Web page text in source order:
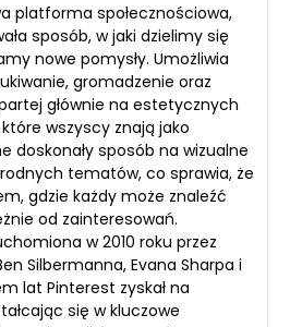
platforma społecznościowa,
sposób, w jaki dzielimy się
nowe pomysły. Umożliwia
gromadzenie oraz
głównie na estetycznych
wszyscy znają jako
doskonały sposób na wizualne
tematów, co sprawia, że
gdzie każdy może znaleźć
od zainteresowań.
w 2010 roku przez
Silbermanna, Evana Sharpa i
lat Pinterest zyskał na
się w kluczowe